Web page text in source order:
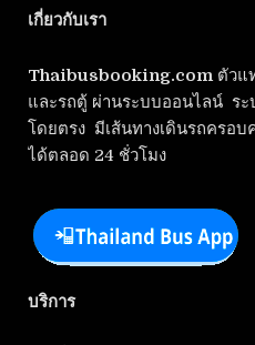
เกี่ยวกับเรา
Thaibusbooking.com ตัวแ
และรถตู้ ผ่านระบบออนไลน์ ร
โดยตรง มีเส้นทางเดินรถครอ
ได้ตลอด 24 ชั่วโมง
บริการ